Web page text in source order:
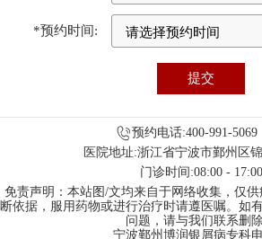
*预约时间:
预约电话:400-991-5069
医院地址:浙江省宁波市鄞州区
门诊时间:08:00 - 17:00
免责声明：本站图/文均来自于网络收集，仅
断依据，服用药物或进行治疗时请遵医嘱。如
问题，请与我们联系删除
宁波鄞州博润银屑病专科